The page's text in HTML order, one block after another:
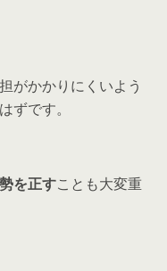
がかかりにくいよう
ずです。
を正すことも大変重